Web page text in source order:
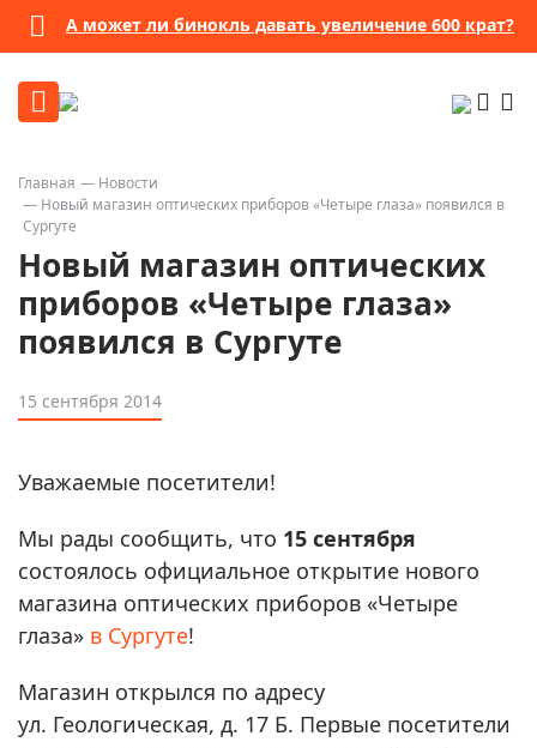
А может ли бинокль давать увеличение 600 крат?
Главная
Новости
Новый магазин оптических приборов «Четыре глаза» появился в
Сургуте
Новый магазин оптических
приборов «Четыре глаза»
появился в Сургуте
15 сентября 2014
Уважаемые посетители!
Мы рады сообщить, что 15 сентября
состоялось официальное открытие нового
магазина оптических приборов «Четыре
глаза» в Сургуте!
Магазин открылся по адресу
ул. Геологическая, д. 17 Б. Первые посетители